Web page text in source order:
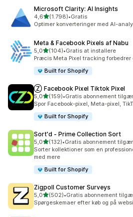
Microsoft Clarity: AI Insights
4,6ud af 5 stjerner
(1.798)
1798 anmeldelser i alt
•Gratis
Optimer konverteringer med AI-
Meta & Facebook Pixels af Nabu
5,0ud af 5 stjerner
(104)
104 anmeldelser i alt
•Gratis at installere
Præcis Meta Pixel tracking forbedrer
Built for Shopify
Ⓩ Facebook Pixel Tiktok Pixel
5,0ud af 5 stjerner
(159)
159 anmeldelser i alt
•Gratis abonnement
Spor Facebook-pixel, Meta-pixel,
Built for Shopify
Sort'd ‑ Prime Collection Sort
5,0ud af 5 stjerner
(132)
132 anmeldelser i alt
•Gratis abonnement
Sorter kollektioner som en
med mere
Built for Shopify
Zigpoll Customer Surveys
5,0ud af 5 stjerner
(502)
502 anmeldelser i alt
•Gratis abonnement
Spørgeskemaer efter køb og på